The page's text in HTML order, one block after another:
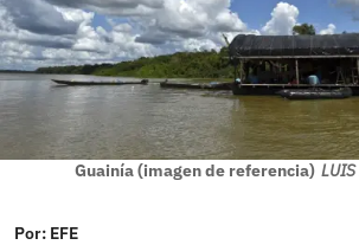
Guainía (imagen de referencia) LUIS
Por: EFE